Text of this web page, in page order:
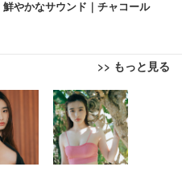
やかなサウンド｜チャコール
>> もっと見る
ェア 椅子 テレワーク 疲れな
レスト コンパクト 約105度ロッ
360度回転 座面昇降 強化ナイロ
メッシュ 在宅ワーク H-WY01
レミアムモニター | FlexScan
4K UHD・USB Type-C・ホワ
ペットシーツ 薄型 レギュラー 1
ホワイト 300枚